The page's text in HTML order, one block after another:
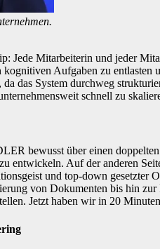
Mitarbeiterin und jeder
Aufgaben zu
das System durchweg
schnell zu
bewusst über einen
entwickeln. Auf der anderen
und top-down
von Dokumenten bis hin
Jetzt haben wir in 20